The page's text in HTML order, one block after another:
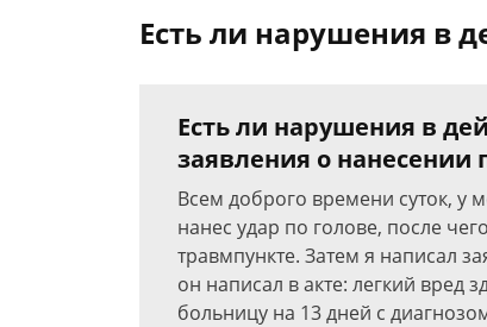
Есть ли нарушения в
Есть ли нарушения в
заявления о нанесении
Всем доброго времени суток, у
нанес удар по голове, после
травмпункте. Затем я написал
он написал в акте: легкий вред
больницу на 13 дней с